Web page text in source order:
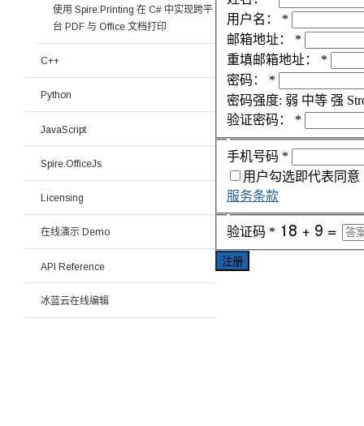
使用 Spire.Printing 在 C# 中实现跨平
台 PDF 与 Office 文档打印
C++
Python
JavaScript
Spire.OfficeJs
Licensing
在线演示 Demo
API Reference
冰蓝云在线编辑
用户名：
*
邮箱地址：
*
重填邮箱地址：
*
密码：
*
密码强度: 弱 中等 强
验证密码：
*
手机号码 *
用户勾选即代表同意
服务条款
验证码 *
注册